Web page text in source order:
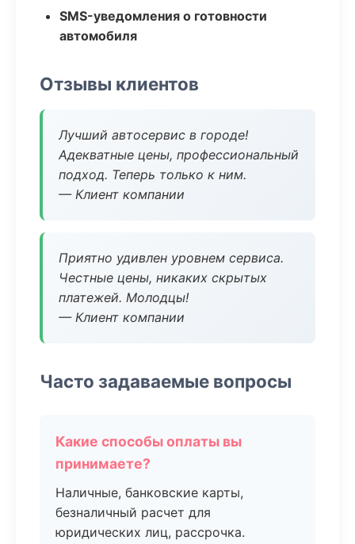
SMS-уведомления о готовности
автомобиля
Отзывы клиентов
Лучший автосервис в городе!
Адекватные цены, профессиональный
подход. Теперь только к ним.
— Клиент компании
Приятно удивлен уровнем сервиса.
Честные цены, никаких скрытых
платежей. Молодцы!
— Клиент компании
Часто задаваемые вопросы
Какие способы оплаты вы
принимаете?
Наличные, банковские карты,
безналичный расчет для
юридических лиц, рассрочка.